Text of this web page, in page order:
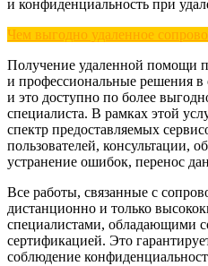
и конфиденциальность при
Чем выгодно удаленное
Получение удаленной помощи
и профессиональные решения
и это доступно по более
специалиста. В рамках этой
спектр предоставляемых
пользователей, консультации,
устранение ошибок, перенос
Все работы, связанные с
дистанционно и только
специалистами, обладающими
сертификацией. Это
соблюдение